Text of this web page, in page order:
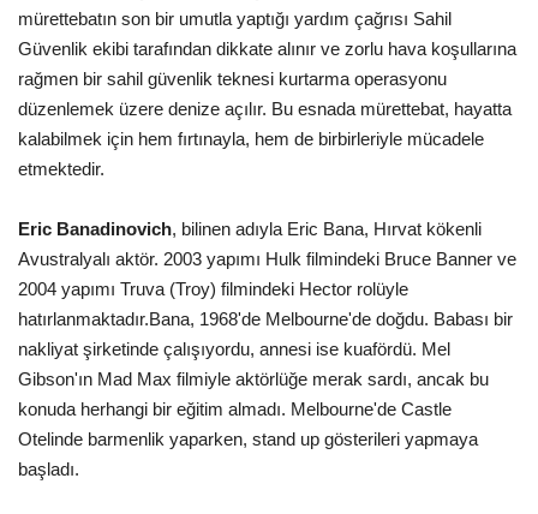
mürettebatın son bir umutla yaptığı yardım çağrısı Sahil
Güvenlik ekibi tarafından dikkate alınır ve zorlu hava koşullarına
rağmen bir sahil güvenlik teknesi kurtarma operasyonu
düzenlemek üzere denize açılır. Bu esnada mürettebat, hayatta
kalabilmek için hem fırtınayla, hem de birbirleriyle mücadele
etmektedir.
Eric Banadinovich, bilinen adıyla Eric Bana, Hırvat kökenli
Avustralyalı aktör. 2003 yapımı Hulk filmindeki Bruce Banner ve
2004 yapımı Truva (Troy) filmindeki Hector rolüyle
hatırlanmaktadır.Bana, 1968'de Melbourne'de doğdu. Babası bir
nakliyat şirketinde çalışıyordu, annesi ise kuafördü. Mel
Gibson'ın Mad Max filmiyle aktörlüğe merak sardı, ancak bu
konuda herhangi bir eğitim almadı. Melbourne'de Castle
Otelinde barmenlik yaparken, stand up gösterileri yapmaya
başladı.